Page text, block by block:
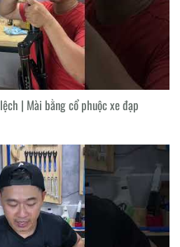
| Mài bằng cổ phuộc xe đạp